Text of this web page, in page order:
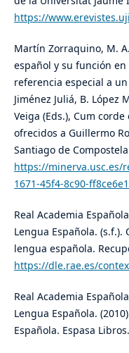
https://
Martín Zorraquino, M.
español y su función
referencia especial a
Jiménez Juliá, B. López
Veiga (Eds.), Cum
ofrecidos a Guillermo
Santiago de
https://minerva.usc.es/
1671-45f4-8c90-
Real Academia
Lengua Española. (s.f.).
lengua española.
https://dle.rae.es/
Real Academia
Lengua Española.
Española. Espasa Libros.